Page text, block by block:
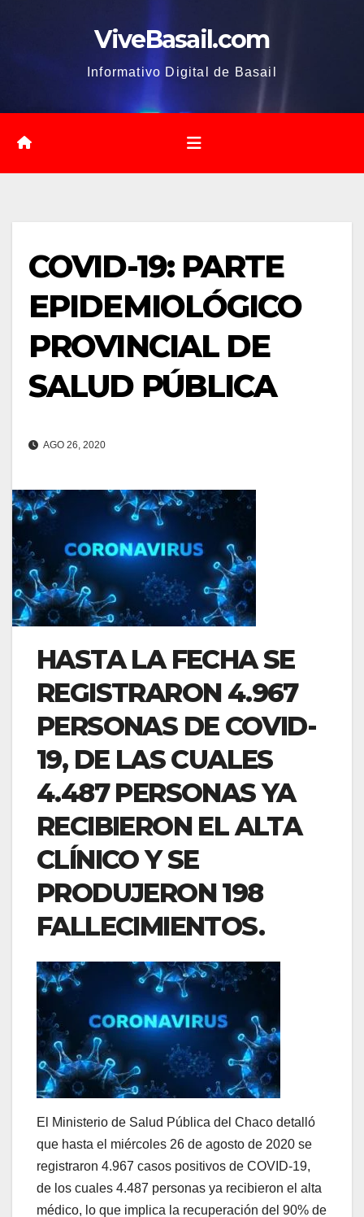
ViveBasail.com
Informativo Digital de Basail
COVID-19: PARTE
EPIDEMIOLÓGICO
PROVINCIAL DE
SALUD PÚBLICA
AGO 26, 2020
HASTA LA FECHA SE
REGISTRARON 4.967
PERSONAS DE COVID-
19, DE LAS CUALES
4.487 PERSONAS YA
RECIBIERON EL ALTA
CLÍNICO Y SE
PRODUJERON 198
FALLECIMIENTOS.
El Ministerio de Salud Pública del Chaco detalló
que hasta el miércoles 26 de agosto de 2020 se
registraron 4.967 casos positivos de COVID-19,
de los cuales 4.487 personas ya recibieron el alta
médico, lo que implica la recuperación del 90% de